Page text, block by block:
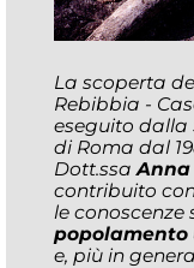
La scoperta
Rebibbia -
eseguito dalla
di Roma dal
Dott.ssa Anna
contribuito
le
popolamento
e, più in